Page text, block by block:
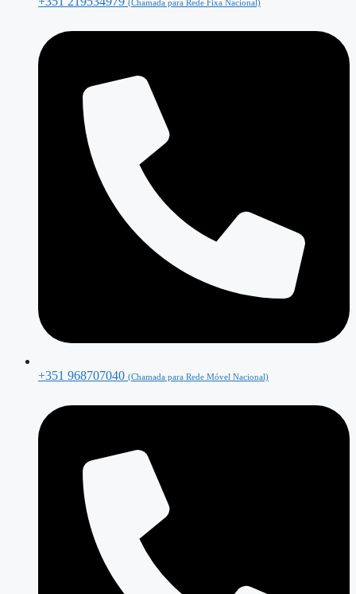
(Chamada para Rede Fixa Nacional)
+351 968707040 (Chamada para Rede Móvel Nacional)